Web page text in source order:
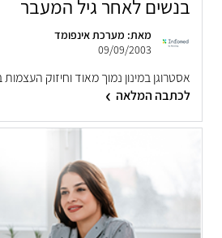
בנשים לאחר גיל המעבר
מאת: מערכת אינפומד
09/09/2003
אסטרוגן במינון נמוך מאוד וחיזוק
לכתבה המלאה